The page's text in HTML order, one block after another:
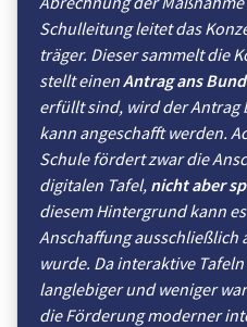
Schul­leitung leitet das
träger. Dieser sammelt die
stellt einenAntrag ans
erfüllt sind, wird der Antrag
kann angeschafft werden.
Schule fördert zwar die
digitalen Tafel, nicht aber
diesem Hintergrund kann
Anschaffung ausschließlich
wurde. Da interaktive
langlebiger und weniger
die Förderung moderner